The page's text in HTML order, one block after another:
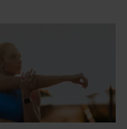
benstomme.